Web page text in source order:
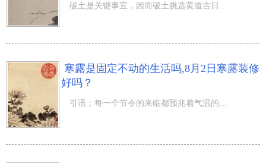
寒露是固定不动的生活吗,8月2日寒露装修
好吗？
引语；每一个节令的来临都预兆着气温的转变，那麼寒露是固定不动的生活吗,8月2日寒露装修好吗？每一年的农